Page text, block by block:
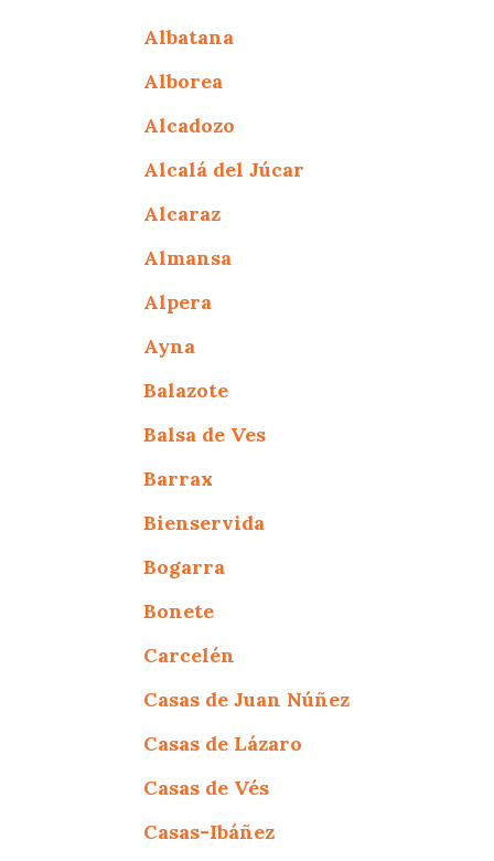
Albatana
Alborea
Alcadozo
Alcalá del Júcar
Alcaraz
Almansa
Alpera
Ayna
Balazote
Balsa de Ves
Barrax
Bienservida
Bogarra
Bonete
Carcelén
Casas de Juan Núñez
Casas de Lázaro
Casas de Vés
Casas-Ibáñez